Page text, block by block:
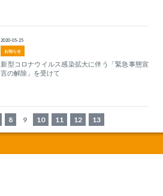
お知らせ
2020-05-25
新型コロナウイルス感染拡大に伴う「緊急事態宣
言の解除」を受けて
8 9 10 11 12 13